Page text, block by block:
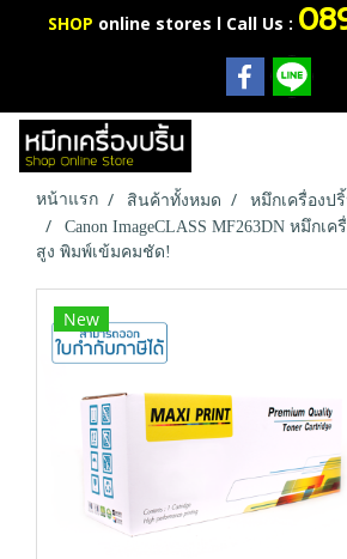
SHOP online stores l Call Us :
หน้าแรก สินค้าทั้งหมด
หมึกเครื่องปริ้
Canon ImageCLASS MF263DN หมึก
สูง พิมพ์เข้มคมชัด!
New